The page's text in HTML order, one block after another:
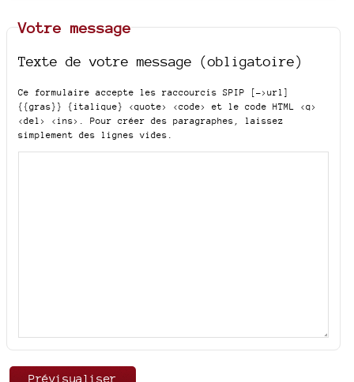
Votre message
Texte de votre message (obligatoire)
Ce formulaire accepte les raccourcis SPIP
[->url]
{{gras}} {italique} <quote> <code>
et le code HTML <q>
<del> <ins> . Pour créer des paragraphes, laissez
simplement des lignes vides.